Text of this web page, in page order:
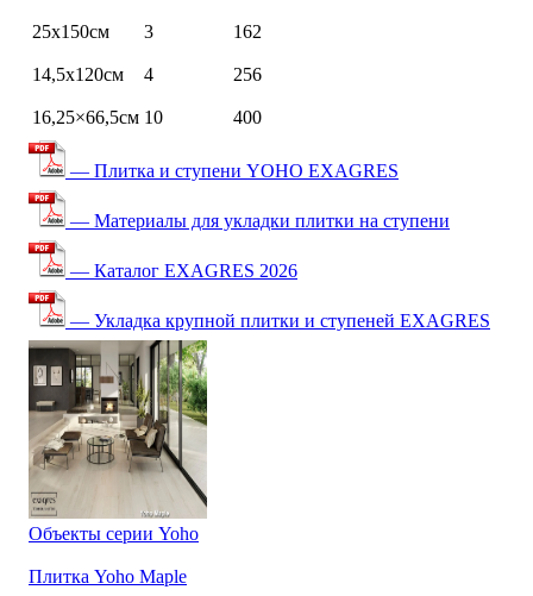
25х150см 3 162
14,5х120см 4 256
16,25×66,5см 10 400
— Плитка и ступени YOHO EXAGRES
— Материалы для укладки плитки на ступени
— Каталог EXAGRES 2026
— Укладка крупной плитки и ступеней EXAGRES
Объекты серии Yoho
Плитка Yoho Maple